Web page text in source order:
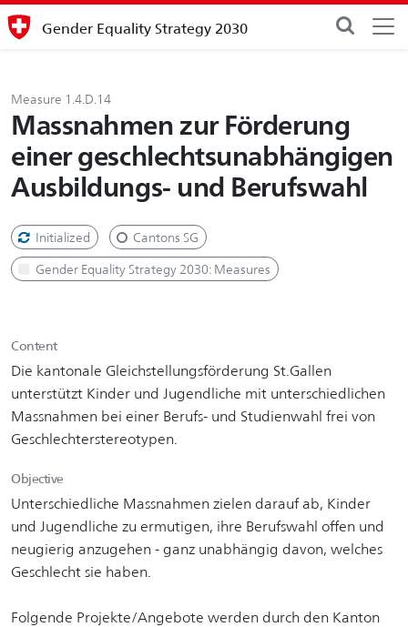
Gender Equality Strategy 2030
Measure 1.4.D.14
Massnahmen zur Förderung
einer geschlechtsunabhängigen
Ausbildungs- und Berufswahl
Initialized Cantons SG
Gender Equality Strategy 2030: Measures
Content
Die kantonale Gleichstellungsförderung St.Gallen
unterstützt Kinder und Jugendliche mit unterschiedlichen
Massnahmen bei einer Berufs- und Studienwahl frei von
Geschlechterstereotypen.
Objective
Unterschiedliche Massnahmen zielen darauf ab, Kinder
und Jugendliche zu ermutigen, ihre Berufswahl offen und
neugierig anzugehen - ganz unabhängig davon, welches
Geschlecht sie haben.
Folgende Projekte/Angebote werden durch den Kanton